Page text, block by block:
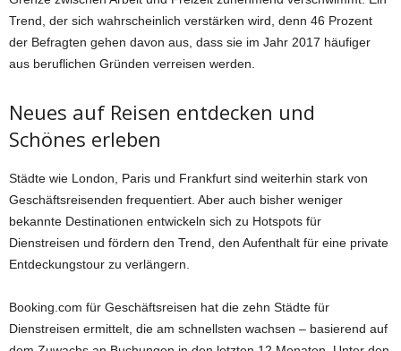
Trend, der sich wahrscheinlich verstärken wird, denn 46 Prozent
der Befragten gehen davon aus, dass sie im Jahr 2017 häufiger
aus beruflichen Gründen verreisen werden.
Neues auf Reisen entdecken und
Schönes erleben
Städte wie London, Paris und Frankfurt sind weiterhin stark von
Geschäftsreisenden frequentiert. Aber auch bisher weniger
bekannte Destinationen entwickeln sich zu Hotspots für
Dienstreisen und fördern den Trend, den Aufenthalt für eine private
Entdeckungstour zu verlängern.
Booking.com für Geschäftsreisen hat die zehn Städte für
Dienstreisen ermittelt, die am schnellsten wachsen – basierend auf